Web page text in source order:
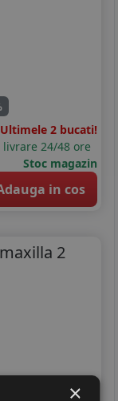
Ultimele 2 bucati!
livrare 24/48 ore
Stoc magazin
in cos
2
×